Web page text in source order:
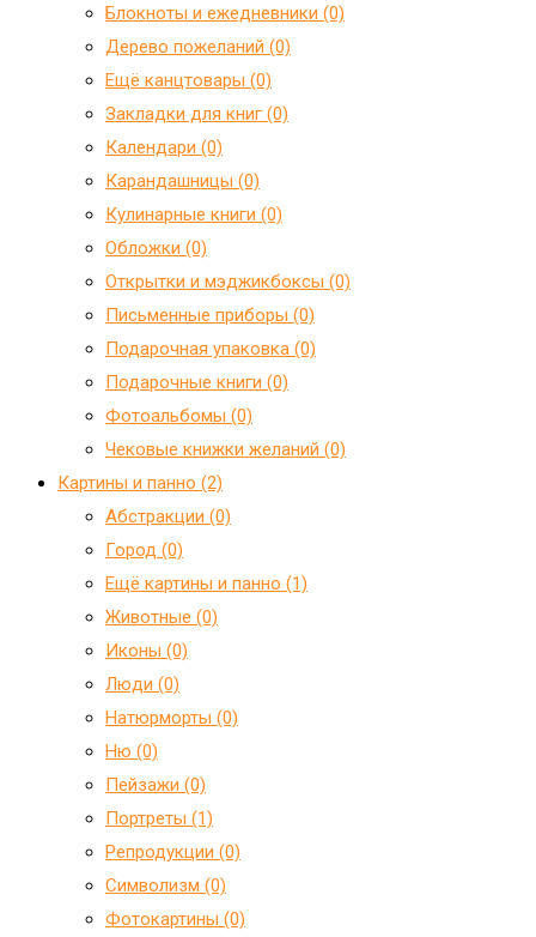
Блокноты и ежедневники (0)
Дерево пожеланий (0)
Ещё канцтовары (0)
Закладки для книг (0)
Календари (0)
Карандашницы (0)
Кулинарные книги (0)
Обложки (0)
Открытки и мэджикбоксы (0)
Письменные приборы (0)
Подарочная упаковка (0)
Подарочные книги (0)
Фотоальбомы (0)
Чековые книжки желаний (0)
Картины и панно (2)
Абстракции (0)
Город (0)
Ещё картины и панно (1)
Животные (0)
Иконы (0)
Люди (0)
Натюрморты (0)
Ню (0)
Пейзажи (0)
Портреты (1)
Репродукции (0)
Символизм (0)
Фотокартины (0)